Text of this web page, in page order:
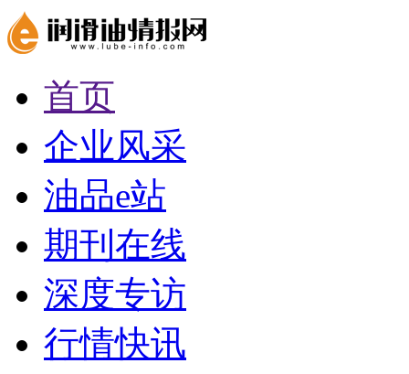
首页
企业风采
油品e站
期刊在线
深度专访
行情快讯